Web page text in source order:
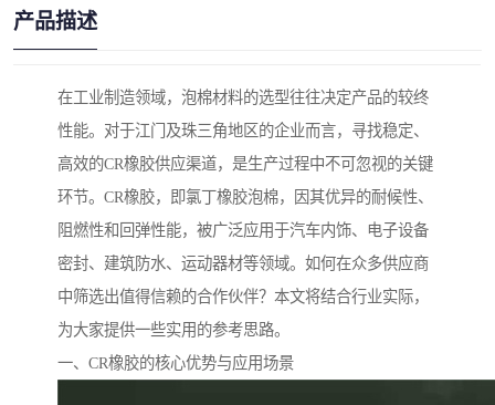
产品描述
在工业制造领域，泡棉材料的选型往往决定产品的较终
性能。对于江门及珠三角地区的企业而言，寻找稳定、
高效的CR橡胶供应渠道，是生产过程中不可忽视的关键
环节。CR橡胶，即氯丁橡胶泡棉，因其优异的耐候性、
阻燃性和回弹性能，被广泛应用于汽车内饰、电子设备
密封、建筑防水、运动器材等领域。如何在众多供应商
中筛选出值得信赖的合作伙伴？本文将结合行业实际，
为大家提供一些实用的参考思路。
一、CR橡胶的核心优势与应用场景